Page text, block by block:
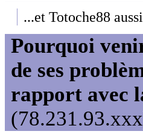
...et Totoche88 aussi
Pourquoi
de ses
rapport avec